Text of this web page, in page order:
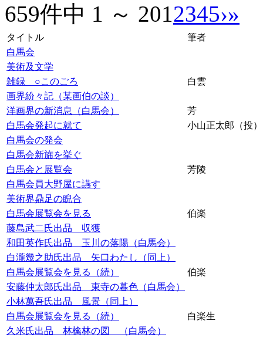
659件中 1 ～ 2012345›»
タイトル
筆者
白馬会
美術及文学
雑録 ○このごろ
白雲
画界紛々記（某画伯の談）
洋画界の新消息（白馬会）
芳
白馬会発起に就て
小山正太郎（投）
白馬会の発会
白馬会新旆を挙ぐ
白馬会と展覧会
芳陵
白馬会員大野屋に讌す
美術界鼎足の睨合
白馬会展覧会を見る
伯楽
藤島武二氏出品 収獲
和田英作氏出品 玉川の落陽（白馬会）
白瀧幾之助氏出品 矢口わたし（同上）
白馬会展覧会を見る（続）
伯楽
安藤仲太郎氏出品 東寺の暮色（白馬会）
小林萬吾氏出品 風景（同上）
白馬会展覧会を見る（続）
白楽生
久米氏出品 林檎林の図 （白馬会）